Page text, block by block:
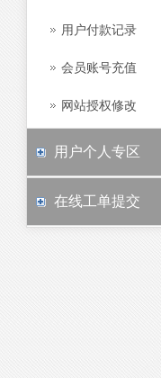
用户付款记录
会员账号充值
网站授权修改
用户个人专区
在线工单提交